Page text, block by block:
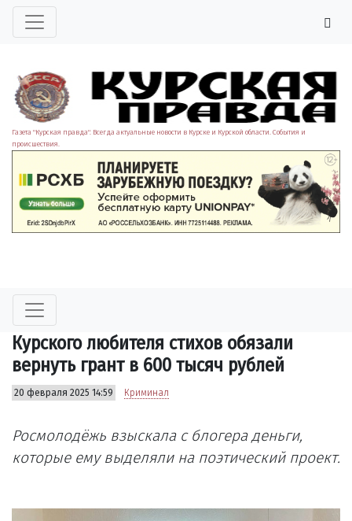
Газета "Курская правда". Всегда актуальные новости в Курске и Курской области. События и
происшествия.
Курского любителя стихов обязали
вернуть грант в 600 тысяч рублей
20 февраля 2025 14:59 Криминал
Росмолодёжь взыскала с блогера деньги,
которые ему выделяли на поэтический проект.